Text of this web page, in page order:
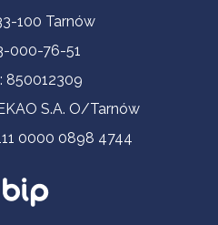
100 Tarnów
000-76-51
850012309
S.A. O/Tarnów
0000 0898 4744